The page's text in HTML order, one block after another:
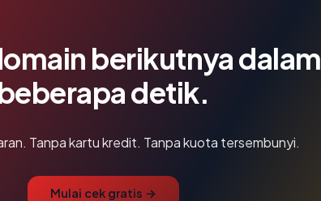
berikutnya dalam
detik.
Tanpa kartu kredit. Tanpa kuota tersembunyi.
Mulai cek gratis →